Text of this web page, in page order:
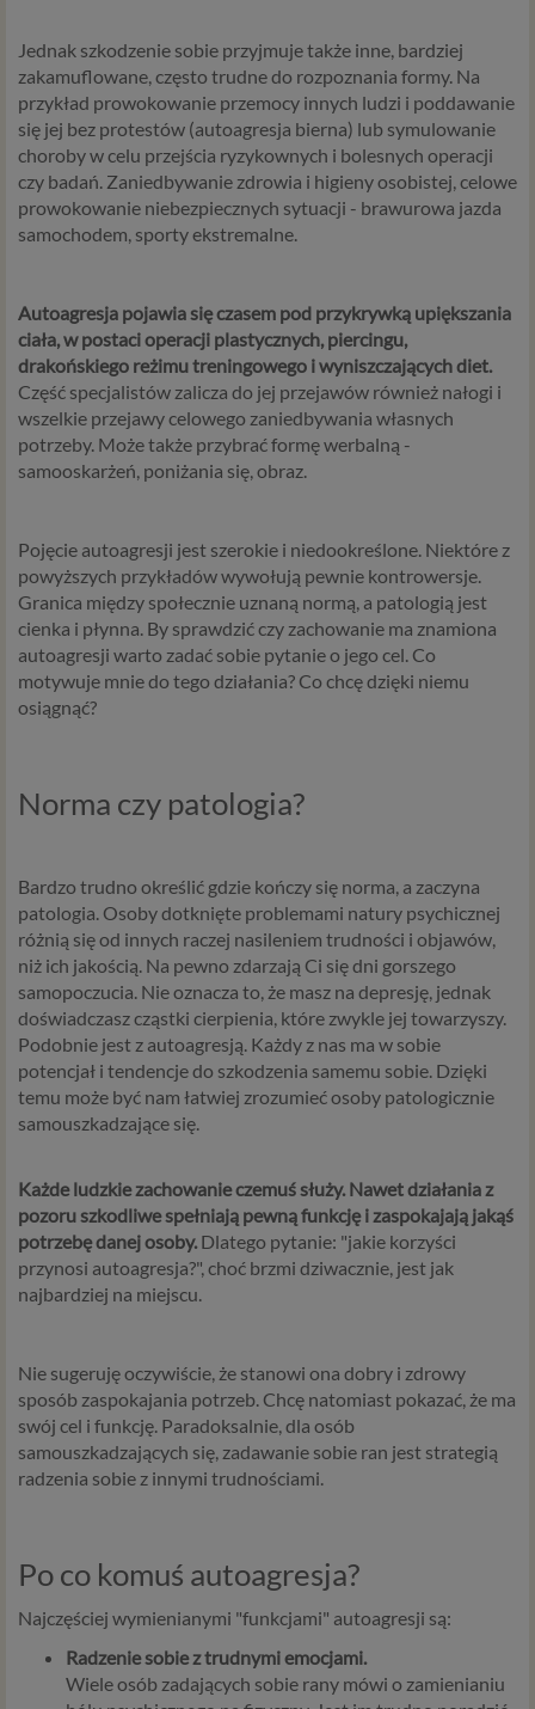
Jednak szkodzenie sobie przyjmuje także inne, bardziej
zakamuflowane, często trudne do rozpoznania formy. Na
przykład prowokowanie przemocy innych ludzi i poddawanie
się jej bez protestów (autoagresja bierna) lub symulowanie
choroby w celu przejścia ryzykownych i bolesnych operacji
czy badań. Zaniedbywanie zdrowia i higieny osobistej, celowe
prowokowanie niebezpiecznych sytuacji - brawurowa jazda
samochodem, sporty ekstremalne.
Autoagresja pojawia się czasem pod przykrywką upiększania
ciała, w postaci operacji plastycznych, piercingu,
drakońskiego reżimu treningowego i wyniszczających diet.
Część specjalistów zalicza do jej przejawów również nałogi i
wszelkie przejawy celowego zaniedbywania własnych
potrzeby. Może także przybrać formę werbalną -
samooskarżeń, poniżania się, obraz.
Pojęcie autoagresji jest szerokie i niedookreślone. Niektóre z
powyższych przykładów wywołują pewnie kontrowersje.
Granica między społecznie uznaną normą, a patologią jest
cienka i płynna. By sprawdzić czy zachowanie ma znamiona
autoagresji warto zadać sobie pytanie o jego cel. Co
motywuje mnie do tego działania? Co chcę dzięki niemu
osiągnąć?
Norma czy patologia?
Bardzo trudno określić gdzie kończy się norma, a zaczyna
patologia. Osoby dotknięte problemami natury psychicznej
różnią się od innych raczej nasileniem trudności i objawów,
niż ich jakością. Na pewno zdarzają Ci się dni gorszego
samopoczucia. Nie oznacza to, że masz na depresję, jednak
doświadczasz cząstki cierpienia, które zwykle jej towarzyszy.
Podobnie jest z autoagresją. Każdy z nas ma w sobie
potencjał i tendencje do szkodzenia samemu sobie. Dzięki
temu może być nam łatwiej zrozumieć osoby patologicznie
samouszkadzające się.
Każde ludzkie zachowanie czemuś służy. Nawet działania z
pozoru szkodliwe spełniają pewną funkcję i zaspokajają jakąś
potrzebę danej osoby. Dlatego pytanie: "jakie korzyści
przynosi autoagresja?", choć brzmi dziwacznie, jest jak
najbardziej na miejscu.
Nie sugeruję oczywiście, że stanowi ona dobry i zdrowy
sposób zaspokajania potrzeb. Chcę natomiast pokazać, że ma
swój cel i funkcję. Paradoksalnie, dla osób
samouszkadzających się, zadawanie sobie ran jest strategią
radzenia sobie z innymi trudnościami.
Po co komuś autoagresja?
Najczęściej wymienianymi "funkcjami" autoagresji są:
Radzenie sobie z trudnymi emocjami.
Wiele osób zadających sobie rany mówi o zamienianiu